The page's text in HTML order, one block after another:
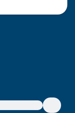
問ください。